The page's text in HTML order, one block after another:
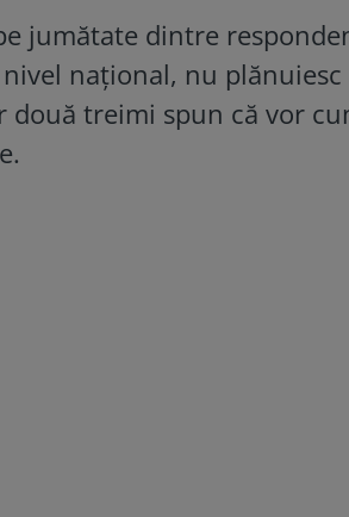
jumătate dintre
național, nu
două treimi spun că vor